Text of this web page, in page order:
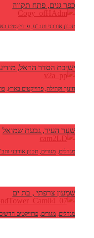
כפר גנים, פתח תקווה
תכנון אורבני ותב"ע, פרוייקטים
ישיבת הסדר הראל,
חינוך וקהילה, פרוייקטים בארץ,
שער העיר, גבעת שמואל
מגדלים, מגורים, תכנון אורבני
שמעון צרפתי , בת ים
מגדלים, מגורים, פרוייקטים חדשים